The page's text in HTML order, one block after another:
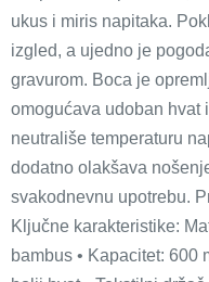
ukus i miris napitaka.
izgled, a ujedno je
gravurom. Boca je
omogućava udoban hvat
neutrališe temperaturu
dodatno olakšava
svakodnevnu upotrebu.
Ključne karakteristike:
bambus • Kapacitet: 600